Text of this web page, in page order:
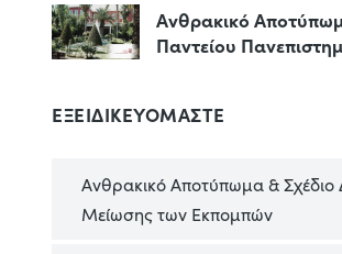
Ανθρακικό
Παντείου
ΕΞΕΙΔΙΚΕΥΟΜΑΣΤΕ
Ανθρακικό Αποτύπωμα &
Μείωσης των Εκπομπών